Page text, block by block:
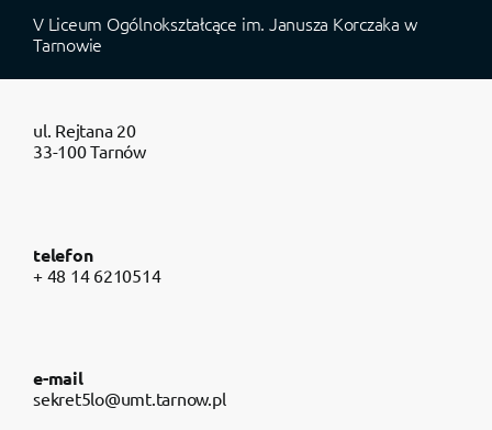
V Liceum Ogólnokształcące im. Janusza Korczaka w
Tarnowie
ul. Rejtana 20
33-100 Tarnów
telefon
+ 48 14 6210514
e-mail
sekret5lo@umt.tarnow.pl